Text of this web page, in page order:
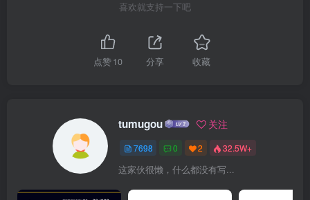
喜欢就支持一下吧
点赞10 分享 收藏
tumugou 关注
7698 0 2 32.5W+
这家伙很懒，什么都没有写...